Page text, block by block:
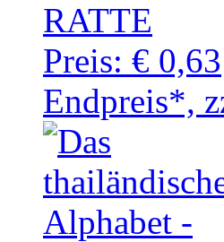
RATTE
Preis: € 0,63
Endpreis*,